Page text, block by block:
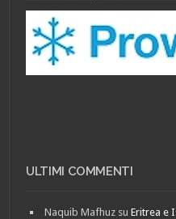
ULTIMI COMMENTI
Naquib Mafhuz suEritrea e